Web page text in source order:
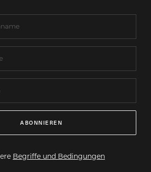
ABONNIEREN
Begriffe und Bedingungen